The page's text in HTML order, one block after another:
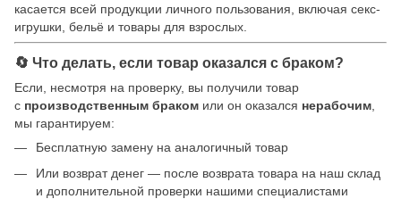
касается всей продукции личного пользования, включая секс-
игрушки, бельё и товары для взрослых.
🔄 Что делать, если товар оказался с браком?
Если, несмотря на проверку, вы получили товар
с производственным браком или он оказался нерабочим
мы гарантируем:
Бесплатную замену на аналогичный товар
Или возврат денег — после возврата товара на наш склад
и дополнительной проверки нашими специалистами